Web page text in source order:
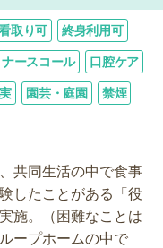
取り可 終身利用可
ナースコール 口腔ケア
園芸・庭園 禁煙
共同生活の中で食事
したことがある「役
施。（困難なことは
ープホームの中で